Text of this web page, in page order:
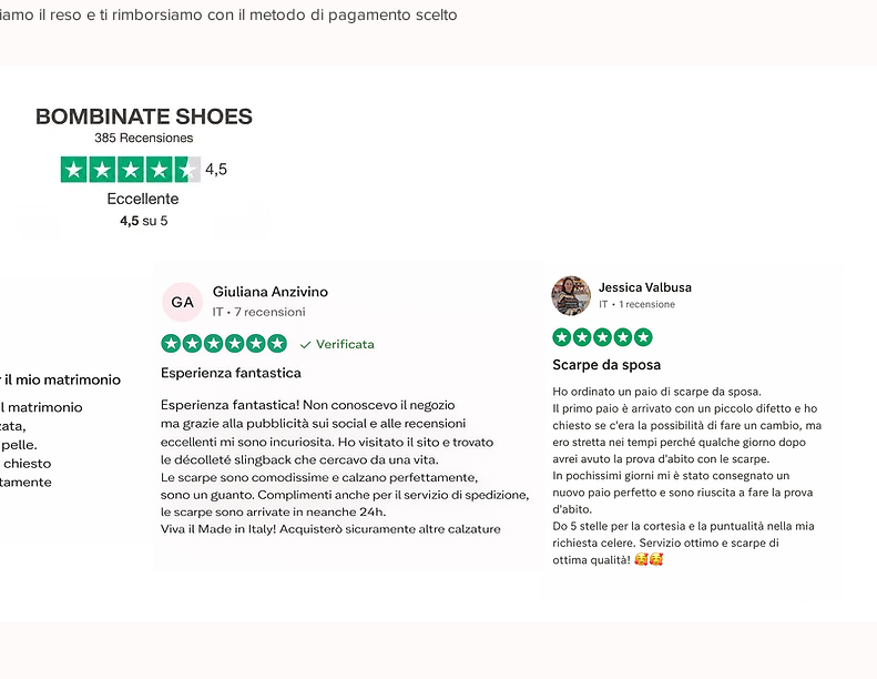
il reso e ti rimborsiamo con il metodo di pagamento scelto